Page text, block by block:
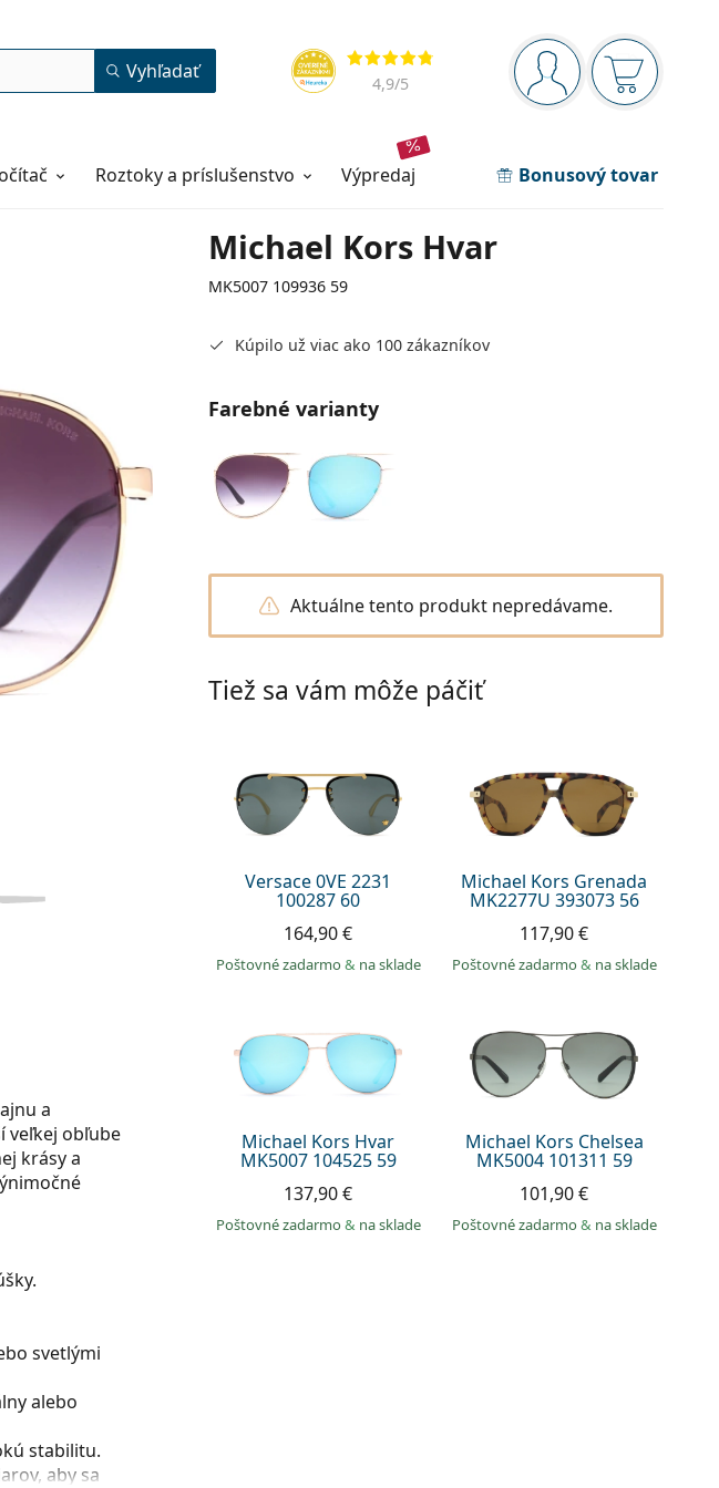
Navigačný panel
ste prihláseníNákupný
Hodnotenia
4,9/5
Vyhľadať
Roztoky a príslušenstvo výpredaj Bonusový tovar
Michael Kors Hvar
MK5007 109936 59
Kúpilo už viac ako 100 zákazníkov
Farebné varianty
Aktuálne tento produkt nepredávame.
Tiež sa vám môže páčiť
Versace 0VE 2231
100287 60
164,90 €
Poštovné zadarmo& na sklade
Michael Kors Grenada
MK2277U 393073 56
117,90 €
Poštovné zadarmo& na sklade
Michael Kors Hvar
MK5007 104525 59
137,90 €
Poštovné zadarmo& na sklade
Michael Kors Chelsea
MK5004 101311 59
101,90 €
Poštovné zadarmo& na sklade
a
veľkej obľube
krásy a
svetlými
alebo
stabilitu.
aby sa